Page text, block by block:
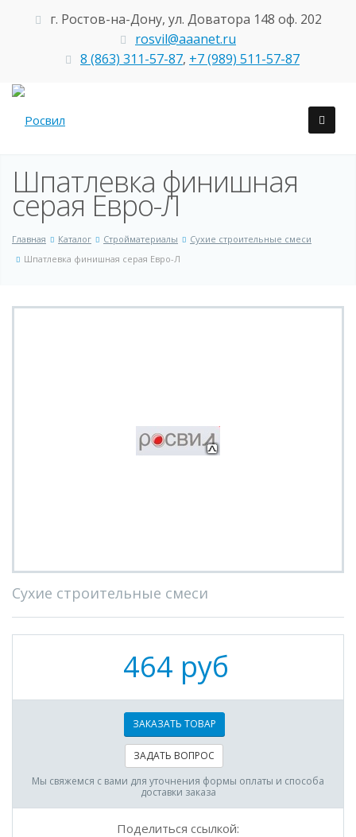
г. Ростов-на-Дону, ул. Доватора 148 оф. 202
rosvil@aaanet.ru
8 (863) 311-57-87, +7 (989) 511-57-87
Шпатлевка финишная
серая Евро-Л
Главная Каталог Стройматериалы
Сухие строительные смеси
Шпатлевка финишная серая Евро-Л
Сухие строительные смеси
464 руб
ЗАКАЗАТЬ ТОВАР
ЗАДАТЬ ВОПРОС
Мы свяжемся с вами для уточнения формы оплаты и способа
доставки заказа
Поделиться ссылкой: